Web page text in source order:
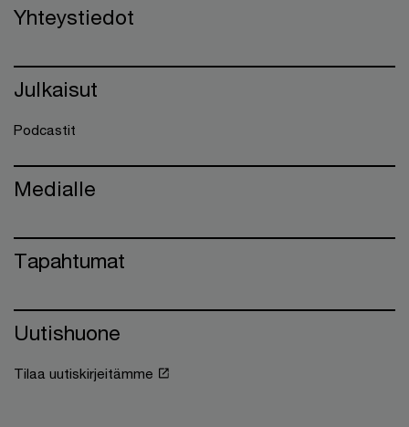
Yhteystiedot
Julkaisut
Podcastit
Medialle
Tapahtumat
Uutishuone
Tilaa uutiskirjeitämme